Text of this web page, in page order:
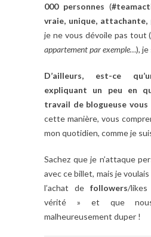
000 personnes (
vraie, unique, attachante,
je ne vous dévoile pas tout (
appartement par exemple…),
D’ailleurs, est-ce
expliquant un peu en
travail de blogueuse
cette manière, vous
mon quotidien, comme je
Sachez que je n’attaque
avec ce billet, mais je
l’achat defollowers/
vérité » et que
malheureusement duper !